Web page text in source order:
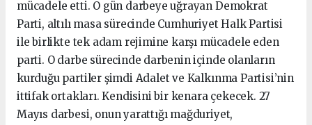
mücadele etti. O gün darbeye uğrayan Demokrat
Parti, altılı masa sürecinde Cumhuriyet Halk Partisi
ile birlikte tek adam rejimine karşı mücadele eden
parti. O darbe sürecinde darbenin içinde olanların
kurduğu partiler şimdi Adalet ve Kalkınma Partisi’nin
ittifak ortakları. Kendisini bir kenara çekecek. 27
Mayıs darbesi, onun yarattığı mağduriyet,